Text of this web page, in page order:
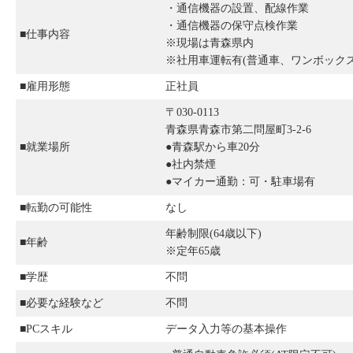
■仕事内容
・通信機器の設置、配線作業
・通信機器の保守点検作業
※現場は青森県内
※社用車運転有(普通車、ワンボック
■雇用形態 正社員
■就業場所
〒030-0113
青森県青森市第二問屋町3-2-6
●青森駅から車20分
●社内禁煙
●マイカー通勤：可・駐車場有
■転勤の可能性 なし
■年齢
年齢制限(64歳以下)
※定年65歳
■学歴 不問
■必要な経験など 不問
■PCスキル データ入力等の基本操作